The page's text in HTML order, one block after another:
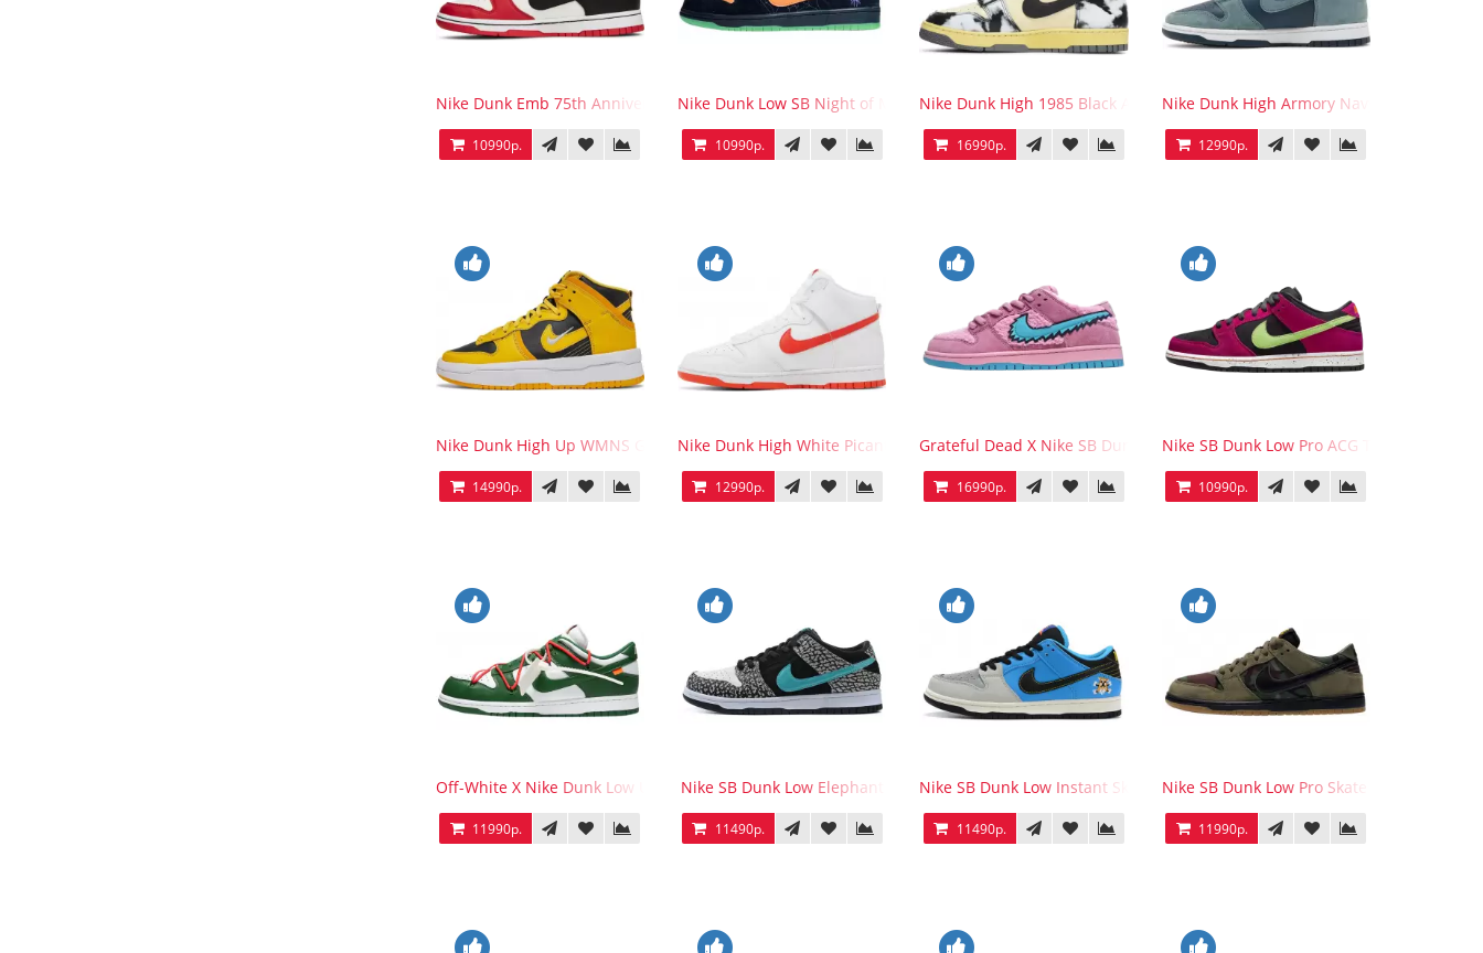
Nike Dunk Emb 75th Anniversary Nets Chicago Bulls
10990р.
Nike Dunk Low SB Night of Mischief Halloween
10990р.
Nike Dunk High 1985 Black Acid Wash
16990р.
Nike Dunk High Armory Navy
12990р.
Nike Dunk High Up WMNS Goldenrod
14990р.
Nike Dunk High White Picante Red
12990р.
Grateful Dead X Nike SB Dunk Low Three Bear
16990р.
Nike SB Dunk Low Pro ACG Terra Red Plum
10990р.
Off-White X Nike Dunk Low University White Pine Green
11990р.
Nike SB Dunk Low Elephant
11490р.
Nike SB Dunk Low Instant Skateboards
11490р.
Nike SB Dunk Low Pro Skate Camo
11990р.